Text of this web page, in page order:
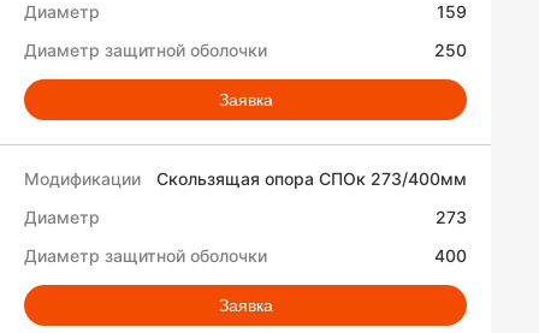
159
250
Заявка
Скользящая опора СПОк 273/400мм
273
400
Заявка